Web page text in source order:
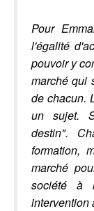
Pour
l'égalité
pouvoir y
marché qui
de chacun.
un sujet.
destin".
formation,
marché
société à
intervention